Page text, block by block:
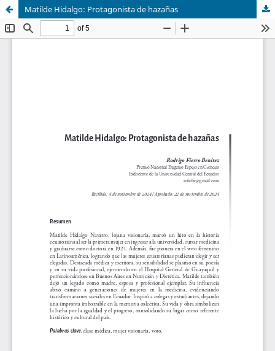
Matilde Hidalgo: Protagonista de hazañas